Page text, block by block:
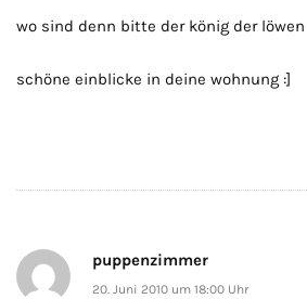
wo sind denn bitte der könig der
schöne einblicke in deine wohnung :]
puppenzimmer
20. Juni 2010 um 18:00 Uhr